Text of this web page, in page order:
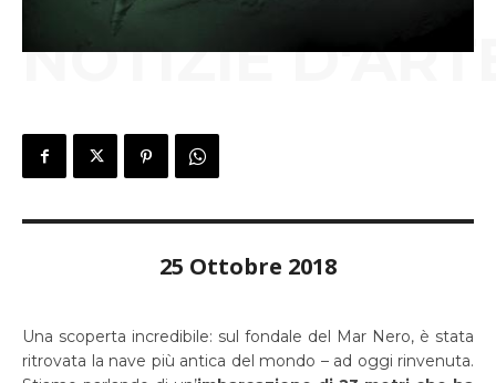
NOTIZIE
25 Ottobre 2018
Una scoperta incredibile: sul fondale del Mar Nero, è stata
ritrovata la nave più antica del mondo – ad oggi rinvenuta.